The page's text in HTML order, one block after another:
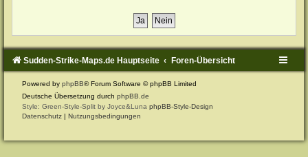
Sudden-Strike-Maps.de Hauptseite Foren-Übersicht
Powered byphpBB® Forum Software © phpBB Limited
Deutsche Übersetzung durchphpBB.de
Style: Green-Style-Split by Joyce&LunaphpBB-Style-Design
Datenschutz |Nutzungsbedingungen